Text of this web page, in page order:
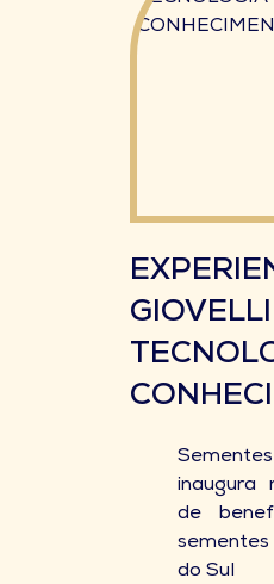
inaugura
de
sementes
do Sul